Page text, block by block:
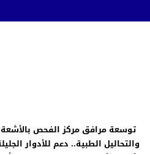
توسعة مرافق مركز الفحص بالأشعة
والتحاليل الطبية.. دعم للأدوار